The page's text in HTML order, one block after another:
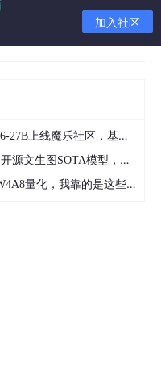
面上自由 引入和移出变量,
丛书回归模型的建立与求
的回归系数,......
归: 1、b=...函数使用说明
定多项式系数的 MATLAB
件实现 实 验内容 引例1:钢
加入社区
社区，基于昇腾的部署教程来了
型，顶级渲染、高密度文本绘图
量化，我靠的是这些经验